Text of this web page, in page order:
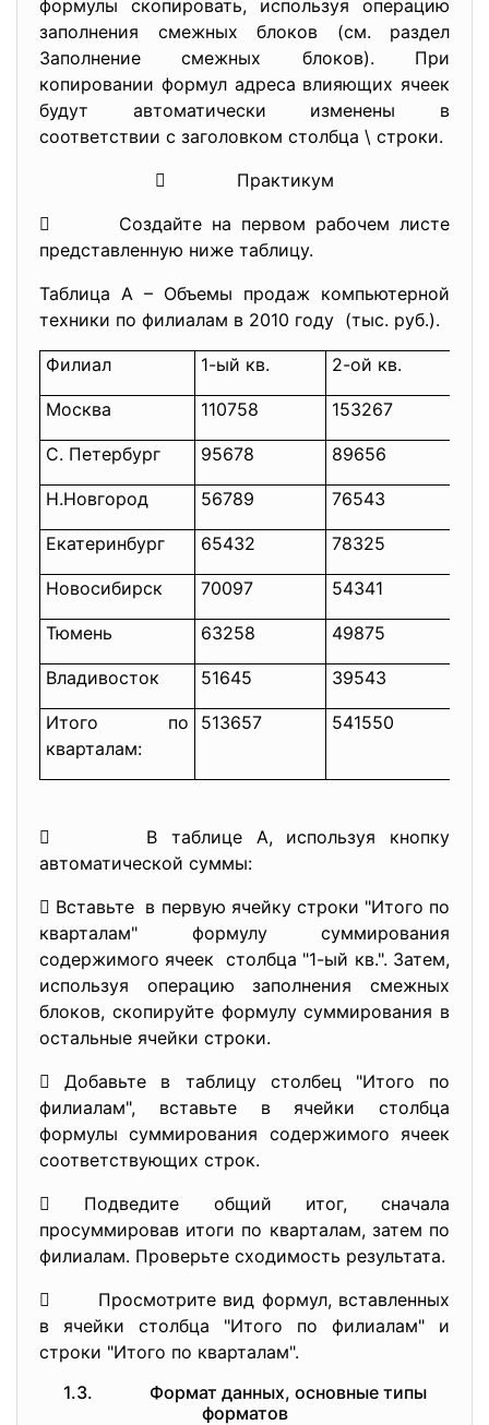
формулы скопировать, используя операцию
заполнения смежных блоков (см. раздел
Заполнение смежных блоков). При
копировании формул адреса влияющих ячеек
будут автоматически изменены в
соответствии с заголовком столбца \ строки.
 Практикум
 Создайте на первом рабочем листе
представленную ниже таблицу.
Таблица A – Объемы продаж компьютерной
техники по филиалам в 2010 году (тыс. руб.).
Филиал 1-ый кв. 2-ой кв.
Москва 110758 153267
С. Петербург 95678 89656
Н.Новгород 56789 76543
Екатеринбург 65432 78325
Новосибирск 70097 54341
Тюмень 63258 49875
Владивосток 51645 39543
Итого по
кварталам:
513657 541550
 В таблице A, используя кнопку
автоматической суммы:
 Вставьте в первую ячейку строки "Итого по
кварталам" формулу суммирования
содержимого ячеек столбца "1-ый кв.". Затем,
используя операцию заполнения смежных
блоков, скопируйте формулу суммирования в
остальные ячейки строки.
 Добавьте в таблицу столбец "Итого по
филиалам", вставьте в ячейки столбца
формулы суммирования содержимого ячеек
соответствующих строк.
 Подведите общий итог, сначала
просуммировав итоги по кварталам, затем по
филиалам. Проверьте сходимость результата.
 Просмотрите вид формул, вставленных
в ячейки столбца "Итого по филиалам" и
строки "Итого по кварталам".
1.3. Формат данных, основные типы
форматов